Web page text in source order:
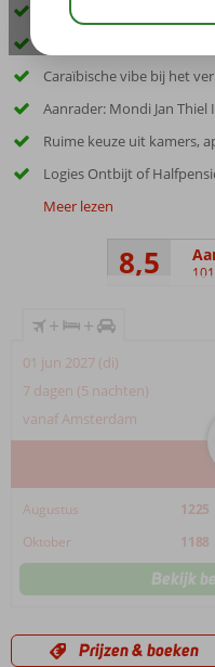
Tijdelijke actie: 25%
Caraïbische vibe bij het
Aanrader: Mondi Jan
Ruime keuze uit kamers,
Logies Ontbijt of
Meer lezen
8,5
+ +
01 jun 2027 (di)
7 dagen (5 nachten)
vanaf Amsterdam
Augustus 1225
Oktober
1188
Bekijk
Prijzen & boeken